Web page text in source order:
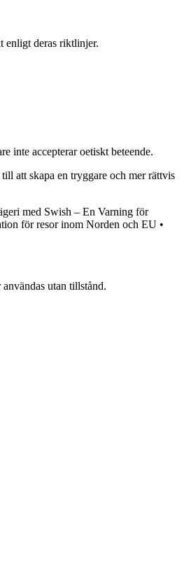
enligt deras riktlinjer.
inte accepterar oetiskt beteende.
att skapa en tryggare och mer rättvis
med Swish – En Varning för
för resor inom Norden och EU •
utan tillstånd.